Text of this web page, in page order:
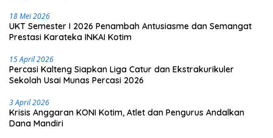
18 Mei 2026
UKT Semester I 2026 Penambah Antusiasme dan Semangat
Prestasi Karateka INKAI Kotim
15 April 2026
Percasi Kalteng Siapkan Liga Catur dan Ekstrakurikuler
Sekolah Usai Munas Percasi 2026
3 April 2026
Krisis Anggaran KONI Kotim, Atlet dan Pengurus Andalkan
Dana Mandiri